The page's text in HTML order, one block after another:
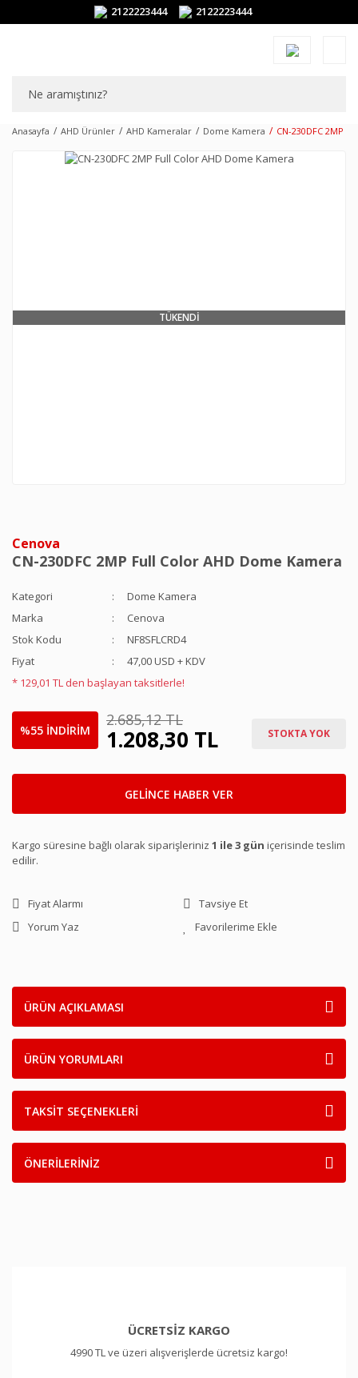
2122223444 2122223444
Anasayfa AHD Ürünler AHD Kameralar Dome Kamera CN-230DFC 2MP
TÜKENDİ
Cenova
CN-230DFC 2MP Full Color AHD Dome Kamera
Kategori
Dome Kamera
Marka
Cenova
Stok Kodu
NF8SFLCRD4
Fiyat
47,00 USD + KDV
* 129,01 TL den başlayan taksitlerle!
%55 İNDİRİM
2.685,12 TL
1.208,30 TL STOKTA YOK
GELİNCE HABER VER
Kargo süresine bağlı olarak siparişleriniz 1 ile 3 gün içerisinde teslim
edilir.
Fiyat Alarmı
Tavsiye Et
Yorum Yaz
ÜRÜN AÇIKLAMASI
ÜRÜN YORUMLARI
TAKSİT SEÇENEKLERİ
ÖNERİLERİNİZ
ÜCRETSİZ KARGO
4990 TL ve üzeri alışverişlerde ücretsiz kargo!